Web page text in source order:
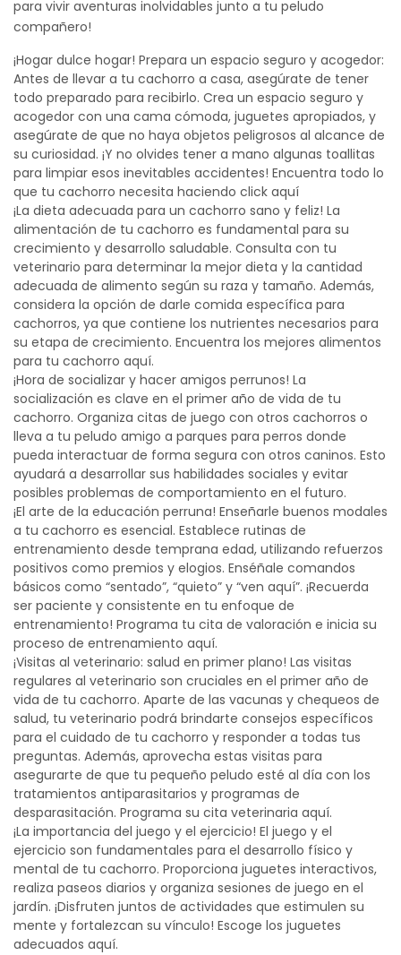
para vivir aventuras inolvidables junto a tu peludo
compañero!
¡Hogar dulce hogar! Prepara un espacio seguro y acogedor:
Antes de llevar a tu cachorro a casa, asegúrate de tener
todo preparado para recibirlo. Crea un espacio seguro y
acogedor con una cama cómoda, juguetes apropiados, y
asegúrate de que no haya objetos peligrosos al alcance de
su curiosidad. ¡Y no olvides tener a mano algunas toallitas
para limpiar esos inevitables accidentes! Encuentra todo lo
que tu cachorro necesita haciendo click aquí
¡La dieta adecuada para un cachorro sano y feliz! La
alimentación de tu cachorro es fundamental para su
crecimiento y desarrollo saludable. Consulta con tu
veterinario para determinar la mejor dieta y la cantidad
adecuada de alimento según su raza y tamaño. Además,
considera la opción de darle comida específica para
cachorros, ya que contiene los nutrientes necesarios para
su etapa de crecimiento. Encuentra los mejores alimentos
para tu cachorro aquí.
¡Hora de socializar y hacer amigos perrunos! La
socialización es clave en el primer año de vida de tu
cachorro. Organiza citas de juego con otros cachorros o
lleva a tu peludo amigo a parques para perros donde
pueda interactuar de forma segura con otros caninos. Esto
ayudará a desarrollar sus habilidades sociales y evitar
posibles problemas de comportamiento en el futuro.
¡El arte de la educación perruna! Enseñarle buenos modales
a tu cachorro es esencial. Establece rutinas de
entrenamiento desde temprana edad, utilizando refuerzos
positivos como premios y elogios. Enséñale comandos
básicos como “sentado”, “quieto” y “ven aquí”. ¡Recuerda
ser paciente y consistente en tu enfoque de
entrenamiento! Programa tu cita de valoración e inicia su
proceso de entrenamiento aquí.
¡Visitas al veterinario: salud en primer plano! Las visitas
regulares al veterinario son cruciales en el primer año de
vida de tu cachorro. Aparte de las vacunas y chequeos de
salud, tu veterinario podrá brindarte consejos específicos
para el cuidado de tu cachorro y responder a todas tus
preguntas. Además, aprovecha estas visitas para
asegurarte de que tu pequeño peludo esté al día con los
tratamientos antiparasitarios y programas de
desparasitación. Programa su cita veterinaria aquí.
¡La importancia del juego y el ejercicio! El juego y el
ejercicio son fundamentales para el desarrollo físico y
mental de tu cachorro. Proporciona juguetes interactivos,
realiza paseos diarios y organiza sesiones de juego en el
jardín. ¡Disfruten juntos de actividades que estimulen su
mente y fortalezcan su vínculo! Escoge los juguetes
adecuados aquí.